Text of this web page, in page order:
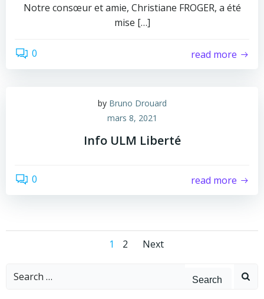
Notre consœur et amie, Christiane FROGER, a été
mise […]
0 read more
by Bruno Drouard
mars 8, 2021
Info ULM Liberté
0 read more
1 2 Next